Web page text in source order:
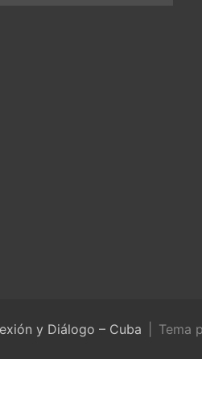
y Diálogo – Cuba Tema